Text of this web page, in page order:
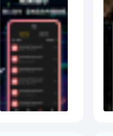
上分享和享受。我
创造力的。无论你
，你都能在这里
辑的未来--今天就